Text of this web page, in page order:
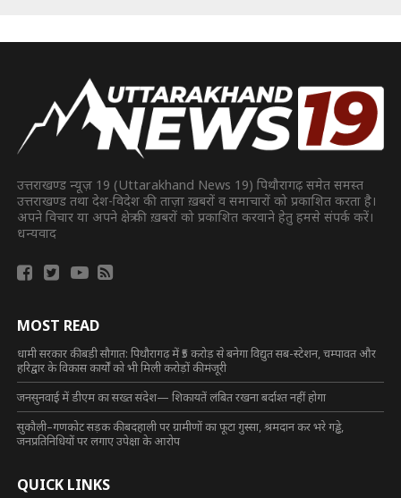
उत्तराखण्ड न्यूज़ 19 (Uttarakhand News 19) पिथौरागढ़ समेत समस्त
उत्तराखण्ड तथा देश-विदेश की ताज़ा ख़बरों व समाचारों को प्रकाशित करता है।
अपने विचार या अपने क्षेत्र की ख़बरों को प्रकाशित करवाने हेतु हमसे संपर्क करें।
धन्यवाद
MOST READ
धामी सरकार की बड़ी सौगात: पिथौरागढ़ में ₹5 करोड़ से बनेगा विद्युत सब-स्टेशन, चम्पावत और
हरिद्वार के विकास कार्यों को भी मिली करोड़ों की मंजूरी
जनसुनवाई में डीएम का सख्त संदेश— शिकायतें लंबित रखना बर्दाश्त नहीं होगा
सुकौली–गणकोट सड़क की बदहाली पर ग्रामीणों का फूटा गुस्सा, श्रमदान कर भरे गड्ढे,
जनप्रतिनिधियों पर लगाए उपेक्षा के आरोप
QUICK LINKS